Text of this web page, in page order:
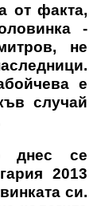
от факта,
-
не
е
случай
днес се
2013
си.